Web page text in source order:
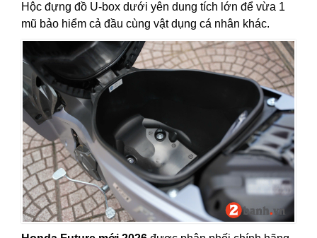
Hộc đựng đồ U-box dưới yên dung tích lớn để vừa 1
mũ bảo hiểm cả đầu cùng vật dụng cá nhân khác.